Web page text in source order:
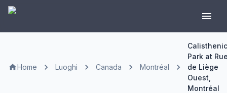
Home Luoghi Canada Montréal
Park at
de Liège
Ouest,
Montréal